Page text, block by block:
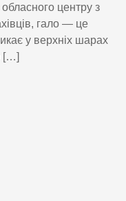
обласного центру з
гало — це
у верхніх шарах
[…]